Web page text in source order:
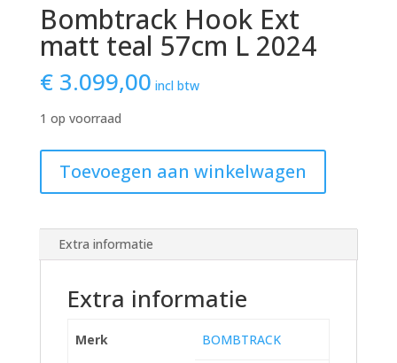
Bombtrack Hook Ext
matt teal 57cm L 2024
€3.099,00 incl btw
1 op voorraad
Hook
Ext
teal
57cm
Toevoegen aan winkelwagen
Extra informatie
Extra informatie
Merk BOMBTRACK